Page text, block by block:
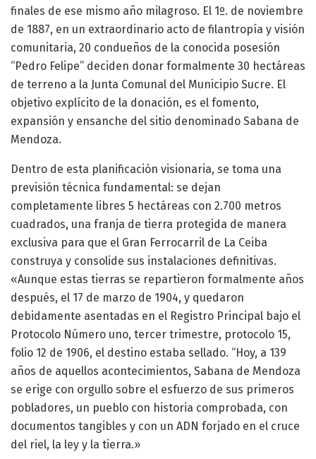
finales de ese mismo año milagroso. El 1º. de noviembre
de 1887, en un extraordinario acto de filantropía y visión
comunitaria, 20 condueños de la conocida posesión
“Pedro Felipe” deciden donar formalmente 30 hectáreas
de terreno a la Junta Comunal del Municipio Sucre. El
objetivo explícito de la donación, es el fomento,
expansión y ensanche del sitio denominado Sabana de
Mendoza.
Dentro de esta planificación visionaria, se toma una
previsión técnica fundamental: se dejan
completamente libres 5 hectáreas con 2.700 metros
cuadrados, una franja de tierra protegida de manera
exclusiva para que el Gran Ferrocarril de La Ceiba
construya y consolide sus instalaciones definitivas.
«Aunque estas tierras se repartieron formalmente años
después, el 17 de marzo de 1904, y quedaron
debidamente asentadas en el Registro Principal bajo el
Protocolo Número uno, tercer trimestre, protocolo 15,
folio 12 de 1906, el destino estaba sellado. “Hoy, a 139
años de aquellos acontecimientos, Sabana de Mendoza
se erige con orgullo sobre el esfuerzo de sus primeros
pobladores, un pueblo con historia comprobada, con
documentos tangibles y con un ADN forjado en el cruce
del riel, la ley y la tierra.»